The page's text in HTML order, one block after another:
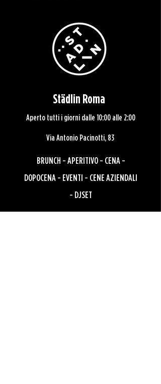
Städlin Roma
Aperto tutti i giorni dalle 10:00 alle 2:00
Via Antonio Pacinotti, 83
BRUNCH - APERITIVO - CENA -
DOPOCENA - EVENTI - CENE AZIENDALI
- DJSET